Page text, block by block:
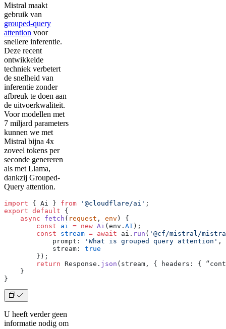
Mistral maakt
gebruik van
grouped-query
attention voor
snellere inferentie.
Deze recent
ontwikkelde
techniek verbetert
de snelheid van
inferentie zonder
afbreuk te doen aan
de uitvoerkwaliteit.
Voor modellen met
7 miljard parameters
kunnen we met
Mistral bijna 4x
zoveel tokens per
seconde genereren
als met Llama,
dankzij Grouped-
Query attention.
import { Ai } from '@cloudflare/ai' ;
export default {
    async
fetch ( request , env ) {
        const
ai = new Ai (env. AI );
        const
stream = await ai. run ( '@cf/mistral/
            prompt:
'What is grouped query attention' ,
            stream:
true
        });
        return
Response. json (stream, { headers: {
    }
}
U heeft verder geen
informatie nodig om